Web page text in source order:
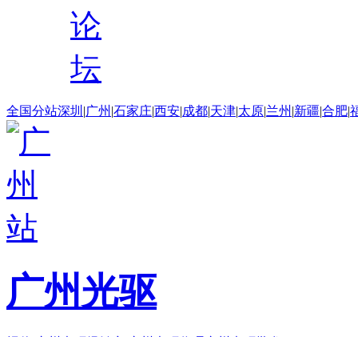
论
坛
全国分站深圳 |广州 |石家庄|西安|成都|天津|太原|兰州 |新疆|合肥|
广州光驱